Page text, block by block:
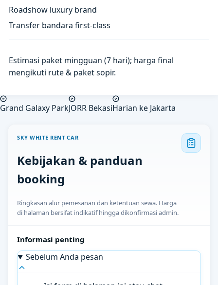
Roadshow luxury brand
Transfer bandara first-class
Estimasi paket mingguan (7 hari); harga final
mengikuti rute & paket sopir.
Grand Galaxy ParkJORR BekasiHarian ke Jakarta
SKY WHITE RENT CAR
Kebijakan & panduan
booking
Ringkasan alur pemesanan dan ketentuan sewa. Harga
di halaman bersifat indikatif hingga dikonfirmasi admin.
Informasi penting
Sebelum Anda pesan